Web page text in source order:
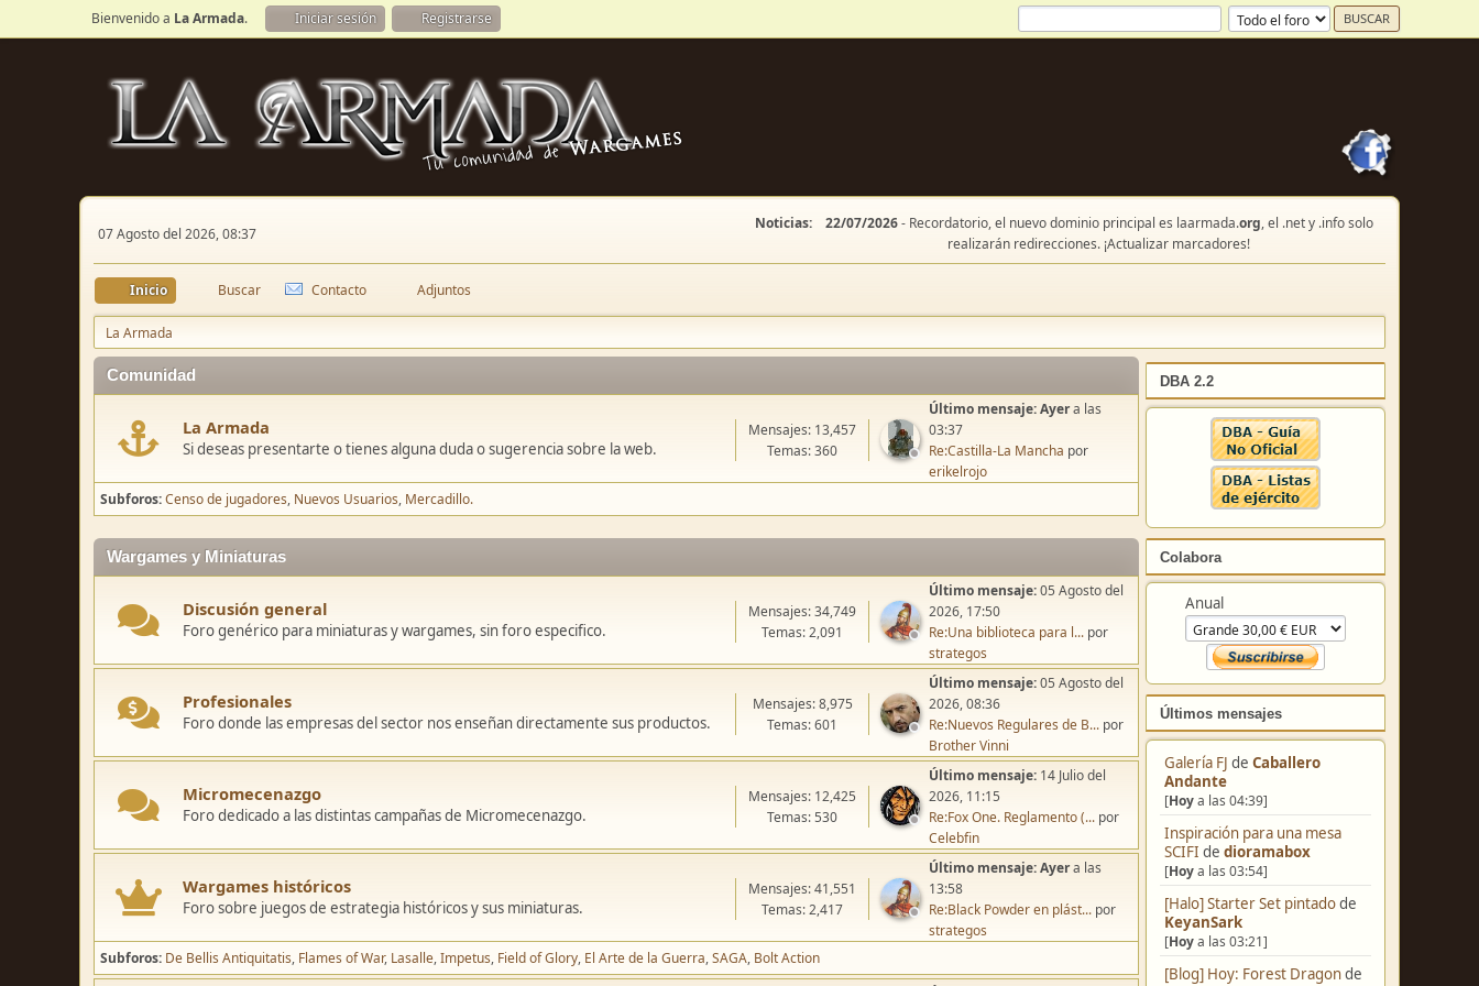
Bienvenido a La Armada. Iniciar sesión Registrarse
07 Agosto del 2026, 08:37
Noticias: 22/07/2026- Recordatorio, el nuevo dominio principal es laarmada.org, el .net y .info solo
realizarán redirecciones. ¡Actualizar marcadores!
Inicio Buscar Contacto Adjuntos
La Armada
DBA 2.2
Colabora
Anual
Últimos mensajes
Galería FJ de Caballero
Andante
[Hoya las 04:39]
Inspiración para una mesa
SCIFI de dioramabox
[Hoya las 03:54]
[Halo] Starter Set pintadode
KeyanSark
[Hoya las 03:21]
[Blog] Hoy: Forest Dragonde
Comunidad
La Armada
Si deseas presentarte o tienes alguna duda o sugerencia sobre la web.
Mensajes: 13,457
Temas: 360
Último mensaje:Ayera las
03:37
Re:Castilla-La Mancha por
erikelrojo
Subforos Censo de jugadores Nuevos Usuarios Mercadillo.
Wargames y Miniaturas
Discusión general
Foro genérico para miniaturas y wargames, sin foro especifico.
Mensajes: 34,749
Temas: 2,091
Último mensaje:05 Agosto del
2026, 17:50
Re:Una biblioteca para l... por
strategos
Profesionales
Foro donde las empresas del sector nos enseñan directamente sus productos.
Mensajes: 8,975
Temas: 601
Último mensaje:05 Agosto del
2026, 08:36
Re:Nuevos Regulares de B... por
Brother Vinni
Micromecenazgo
Foro dedicado a las distintas campañas de Micromecenazgo.
Mensajes: 12,425
Temas: 530
Último mensaje: 14 Julio del
2026, 11:15
Re:Fox One. Reglamento (... por
Celebfin
Wargames históricos
Foro sobre juegos de estrategia históricos y sus miniaturas.
Mensajes: 41,551
Temas: 2,417
Último mensaje:Ayera las
13:58
Re:Black Powder en plást... por
strategos
Subforos De Bellis Antiquitatis Flames of War Lasalle Impetus Field of Glory El Arte de la Guerra SAGA Bolt Action